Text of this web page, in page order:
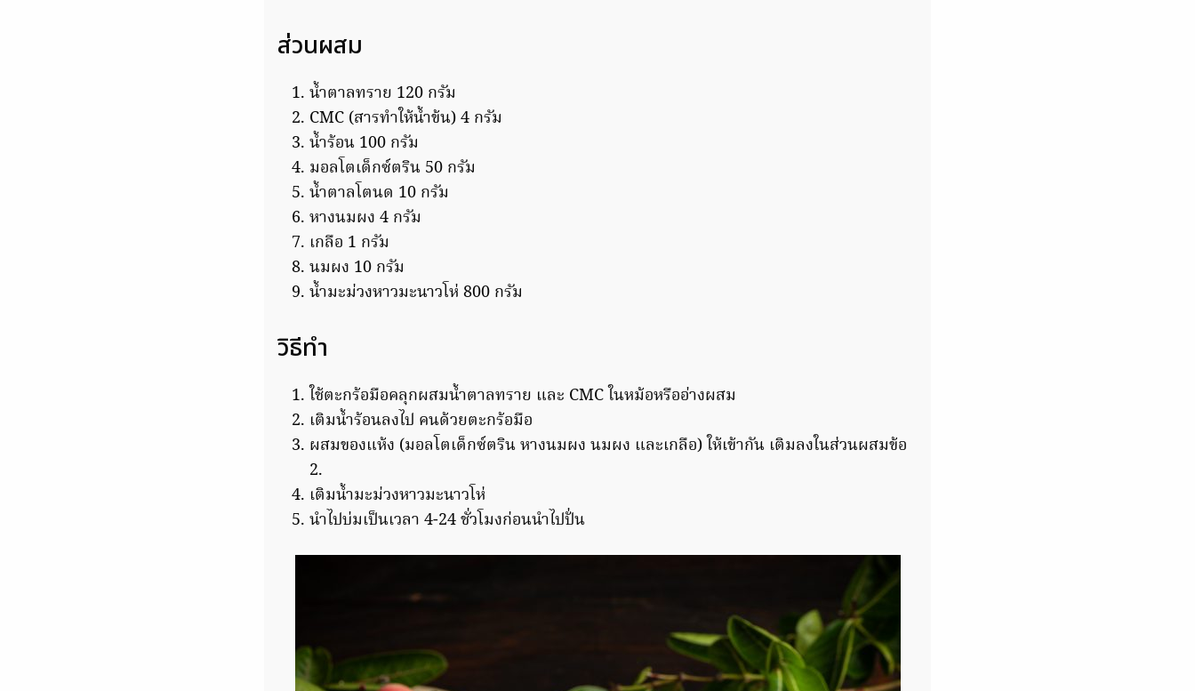
ส่วนผสม
น้ำตาลทราย 120 กรัม
CMC (สารทำให้น้ำข้น) 4 กรัม
น้ำร้อน 100 กรัม
มอลโตเด็กซ์ตริน 50 กรัม
น้ำตาลโตนด 10 กรัม
หางนมผง 4 กรัม
เกลือ 1 กรัม
นมผง 10 กรัม
น้ำมะม่วงหาวมะนาวโห่ 800 กรัม
วิธีทำ
ใช้ตะกร้อมือคลุกผสมน้ำตาลทราย และ CMC ในหม้อหรืออ่างผสม
เติมน้ำร้อนลงไป คนด้วยตะกร้อมือ
ผสมของแห้ง (มอลโตเด็กซ์ตริน หางนมผง นมผง และเกลือ) ให้เข้ากัน เติมลงในส่วนผสมข้อ
2.
เติมน้ำมะม่วงหาวมะนาวโห่
นำไปบ่มเป็นเวลา 4-24 ชั่วโมงก่อนนำไปปั่น